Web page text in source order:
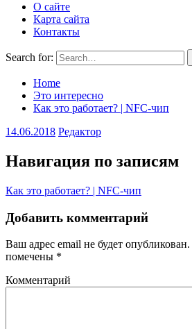
О сайте
Карта сайта
Контакты
Search for:
Home
Это интересно
Как это работает? | NFC-чип
14.06.2018 Редактор
Навигация по записям
Как это работает? | NFC-чип
Добавить комментарий
Ваш адрес email не будет опубликован.
помечены *
Комментарий